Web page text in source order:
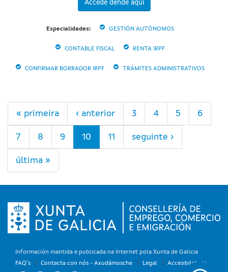
Accede dende aquí
Especialidades: GESTIÓN AUTÓNOMOS
CONTABLE FISCAL RENTA IRPF
CONFIRMAR BORRADOR IRPF TRÁMITES ADMINISTRATIVOS
Páxinas
« primeira ‹ anterior 3 4 5 6
7 8 9 10 11 seguinte ›
última »
Información mantida e publicada na Internet pola Xunta de Galicia
FAQ's
Contacta con nós - Axudámosche Legal Accesibilidade